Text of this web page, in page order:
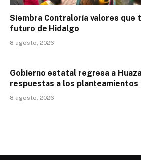
Siembra Contraloría valores que
futuro de Hidalgo
8 agosto, 2026
Gobierno estatal regresa a
respuestas a los planteamientos
8 agosto, 2026